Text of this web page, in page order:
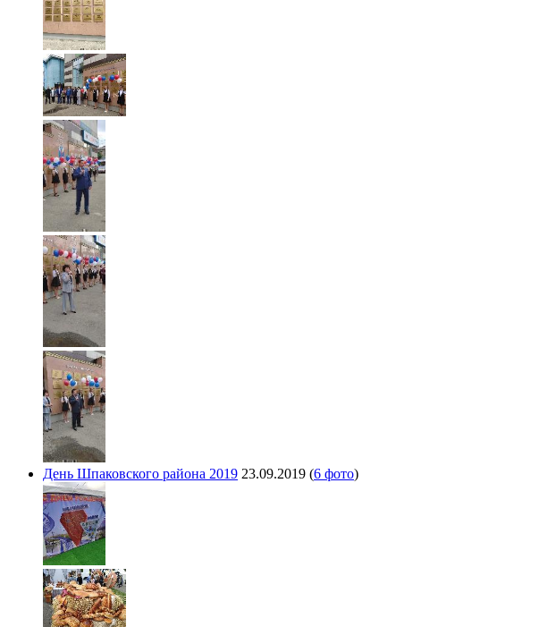
День Шпаковского района 2019 23.09.2019 (6 фото)